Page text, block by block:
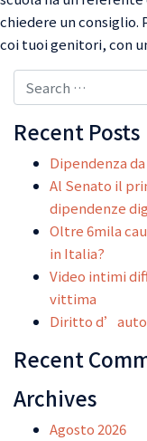
chiedere un consiglio.
coi tuoi genitori, con
Search for:
Recent Posts
Dipendenza
Al Senato il
dipendenze
Oltre 6mila
in Italia?
Video intimi
vittima
Diritto
Recent
Archives
Agosto 2026